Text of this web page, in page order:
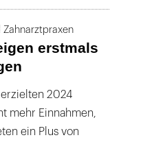
erstmals
2024
mehr Einnahmen,
ein Plus von